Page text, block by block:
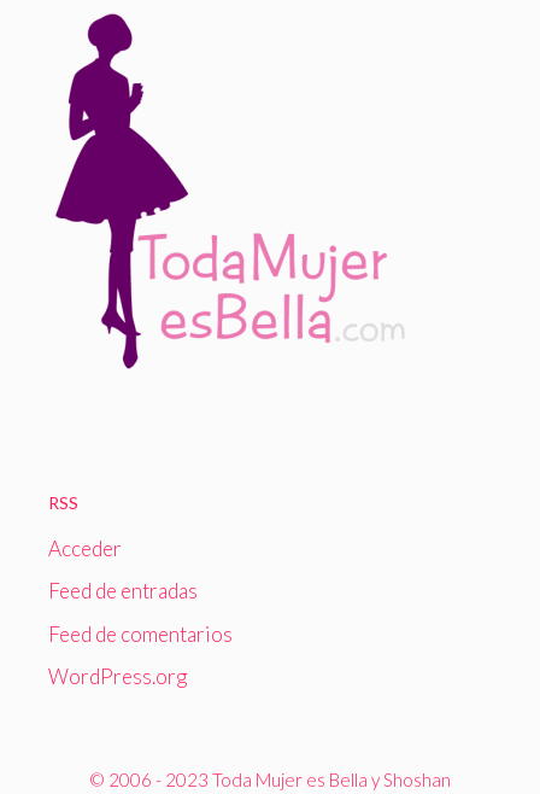
RSS
Acceder
Feed de entradas
Feed de comentarios
WordPress.org
© 2006 - 2023 Toda Mujer es Bella y Shoshan